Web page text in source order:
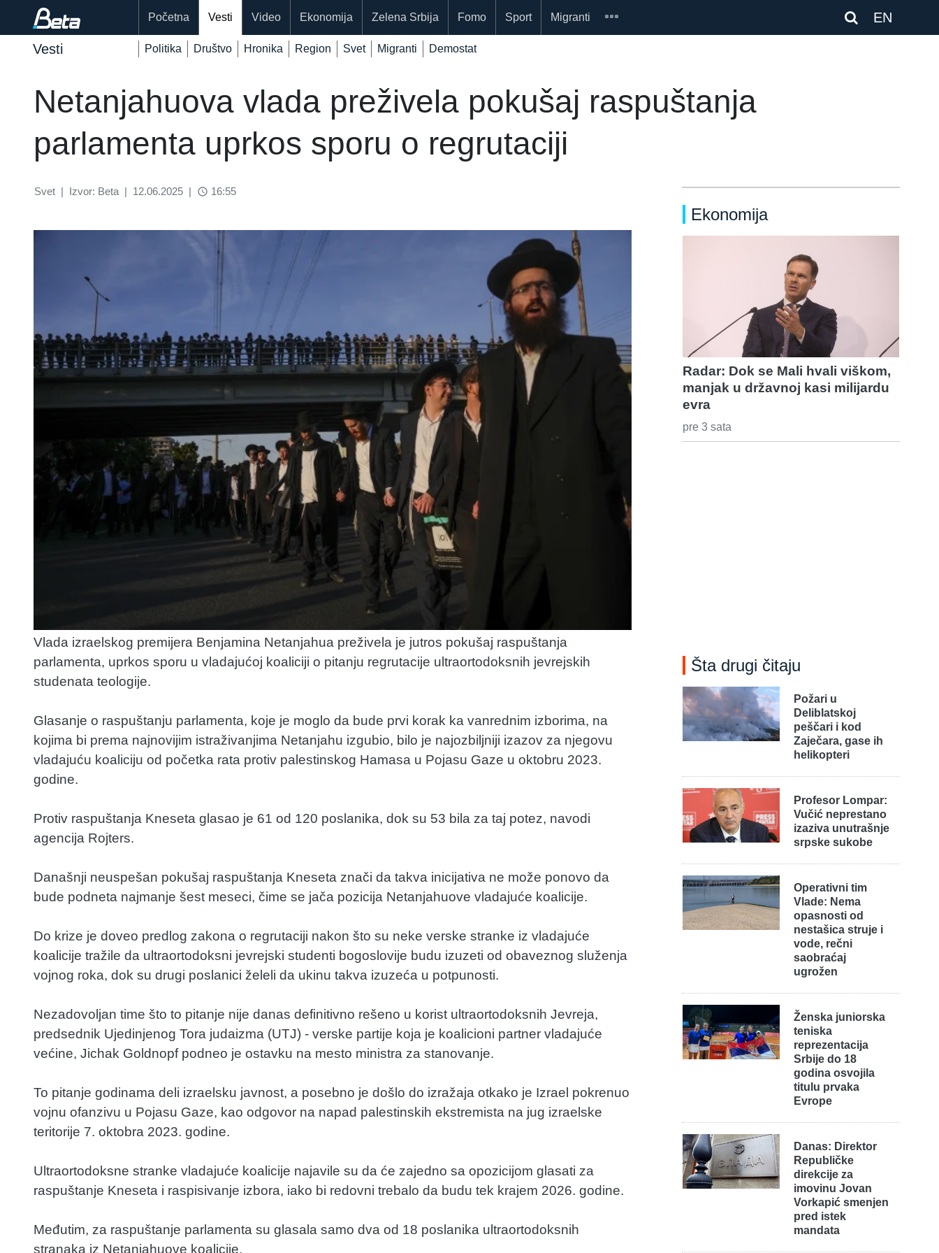
EN
Početna Vesti Video Ekonomija Zelena Srbija Fomo Sport Migranti
Vesti Politika Društvo Hronika Region Svet Migranti Demostat
Netanjahuova vlada preživela pokušaj raspuštanja
parlamenta uprkos sporu o regrutaciji
Svet | Izvor: Beta | 12.06.2025 | access_time 16:55
Vlada izraelskog premijera Benjamina Netanjahua preživela je jutros pokušaj raspuštanja
parlamenta, uprkos sporu u vladajućoj koaliciji o pitanju regrutacije ultraortodoksnih jevrejskih
studenata teologije.
Glasanje o raspuštanju parlamenta, koje je moglo da bude prvi korak ka vanrednim izborima, na
kojima bi prema najnovijim istraživanjima Netanjahu izgubio, bilo je najozbiljniji izazov za njegovu
vladajuću koaliciju od početka rata protiv palestinskog Hamasa u Pojasu Gaze u oktobru 2023.
godine.
Protiv raspuštanja Kneseta glasao je 61 od 120 poslanika, dok su 53 bila za taj potez, navodi
agencija Rojters.
Današnji neuspešan pokušaj raspuštanja Kneseta znači da takva inicijativa ne može ponovo da
bude podneta najmanje šest meseci, čime se jača pozicija Netanjahuove vladajuće koalicije.
Do krize je doveo predlog zakona o regrutaciji nakon što su neke verske stranke iz vladajuće
koalicije tražile da ultraortodoksni jevrejski studenti bogoslovije budu izuzeti od obaveznog služenja
vojnog roka, dok su drugi poslanici želeli da ukinu takva izuzeća u potpunosti.
Nezadovoljan time što to pitanje nije danas definitivno rešeno u korist ultraortodoksnih Jevreja,
predsednik Ujedinjenog Tora judaizma (UTJ) - verske partije koja je koalicioni partner vladajuće
većine, Jichak Goldnopf podneo je ostavku na mesto ministra za stanovanje.
To pitanje godinama deli izraelsku javnost, a posebno je došlo do izražaja otkako je Izrael pokrenuo
vojnu ofanzivu u Pojasu Gaze, kao odgovor na napad palestinskih ekstremista na jug izraelske
teritorije 7. oktobra 2023. godine.
Ultraortodoksne stranke vladajuće koalicije najavile su da će zajedno sa opozicijom glasati za
raspuštanje Kneseta i raspisivanje izbora, iako bi redovni trebalo da budu tek krajem 2026. godine.
Međutim, za raspuštanje parlamenta su glasala samo dva od 18 poslanika ultraortodoksnih
stranaka iz Netanjahuove koalicije.
Ekonomija
Radar: Dok se Mali hvali viškom,
manjak u državnoj kasi milijardu
evra
pre 3 sata
Šta drugi čitaju
Požari u
Deliblatskoj
peščari i kod
Zaječara, gase ih
helikopteri
Profesor Lompar:
Vučić neprestano
izaziva unutrašnje
srpske sukobe
Operativni tim
Vlade: Nema
opasnosti od
nestašica struje i
vode, rečni
saobraćaj
ugrožen
Ženska juniorska
teniska
reprezentacija
Srbije do 18
godina osvojila
titulu prvaka
Evrope
Danas: Direktor
Republičke
direkcije za
imovinu Jovan
Vorkapić smenjen
pred istek
mandata